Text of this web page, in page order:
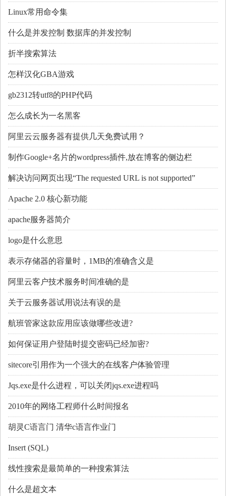
Linux常用命令集
什么是并发控制 数据库的并发控制
折半搜索算法
怎样汉化GBA游戏
gb2312转utf8的PHP代码
怎么成长为一名黑客
阿里云云服务器有提供几天免费试用？
制作Google+名片的wordpress插件,放在博客的侧边栏
解决访问网页出现“The requested URL is not supported”
Apache 2.0 核心新功能
apache服务器简介
logo是什么意思
表示存储器的容量时，1MB的准确含义是
阿里云客户技术服务时间准确的是
关于云服务器试用说法有误的是
航班管家这款应用应该做哪些改进?
如何保证用户登陆时提交密码已经加密?
sitecore引用作为一个强大的在线客户体验管理
Jqs.exe是什么进程，可以关闭jqs.exe进程吗
2010年的网络工程师什么时间报名
胡灵C语言门 清华c语言作业门
Insert (SQL)
线性搜索是最简单的一种搜索算法
什么是超文本